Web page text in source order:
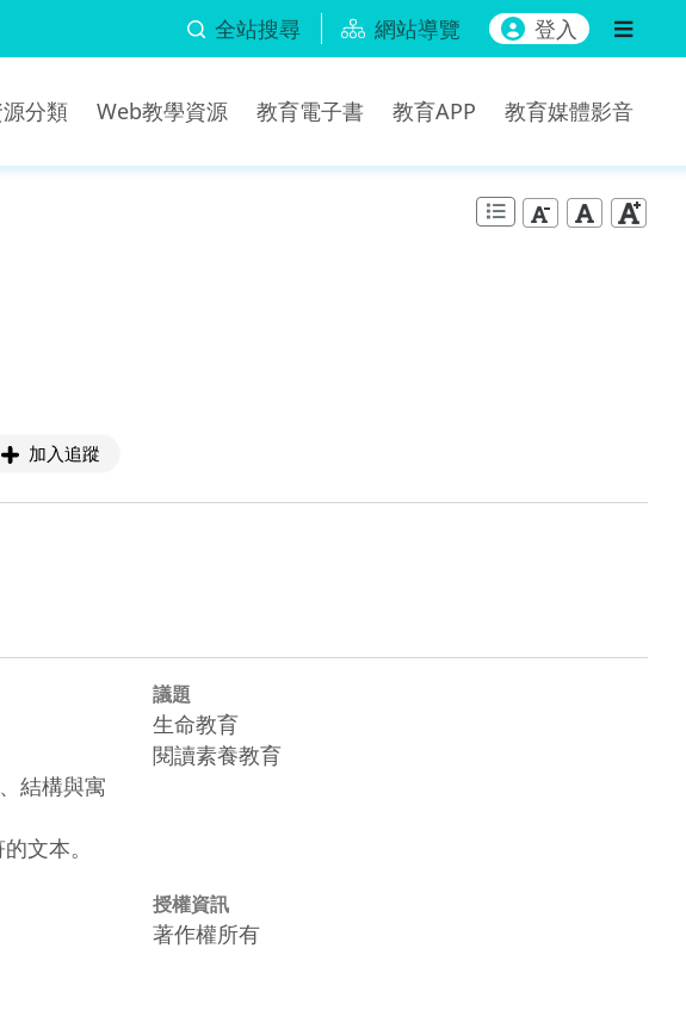
全站搜尋 網站導覽 登入
分類 Web教學資源 教育電子書 教育APP 教育媒體影音
加入追蹤
結構與寓
文本。
議題
生命教育
閱讀素養教育
授權資訊
著作權所有